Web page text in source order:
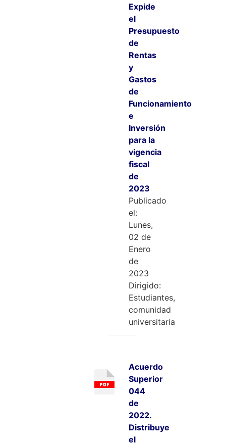
Expide
el
Presupuesto
de
Rentas
y
Gastos
de
Funcionamiento
e
Inversión
para la
vigencia
fiscal
de
2023
Publicado
el:
Lunes,
02 de
Enero
de
2023
Dirigido:
Estudiantes,
comunidad
universitaria
Acuerdo
Superior
044
de
2022.
Distribuye
el